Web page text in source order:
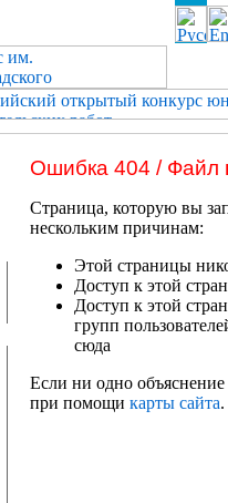
Ошибка 404 / Файл
Страница, которую вы
нескольким причинам:
Этой страницы
Доступ к этой
Доступ к этой
групп
сюда
Если ни одно объяснение
при помощи карты сайта.